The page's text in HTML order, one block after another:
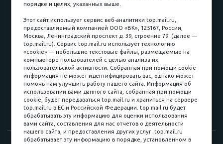
пл. Соляная, 6, стр. 16
8 (3822) 60-70-30
8 (3822) 50-39-09
8 (3822) 22-77-68
8 (3822) 50-48-50
8 (3822) 65-42-10
порядке и целях, указанных выше.
Этот сайт использует сервис веб-аналитики top.mail.ru,
предоставляемый компанией ООО «ВК», 125167, Россия,
Москва, Ленинградский проспект д. 39, строение 79. (далее —
top.mail.ru). Сервис top.mail.ru использует технологию
«cookie» — небольшие текстовые файлы, размещаемые на
компьютере пользователей с целью анализа их
пользовательской активности. Собранная при помощи cookie
информация не может идентифицировать вас, однако может
помочь нам улучшить работу нашего сайта. Информация об
использовании вами данного сайта, собранная при помощи
cookie, будет передаваться top.mail.ru и храниться на сервере
top.mail.ru в ЕС и Российской Федерации. top.mail.ru будет
обрабатывать эту информацию для оценки использования
вами сайта, составления для нас отчетов о деятельности
нашего сайта, и предоставления других услуг. top.mail.ru
обрабатывает эту информацию в порядке, установленном в